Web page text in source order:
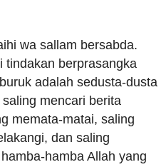
wa sallam bersabda.
tindakan berprasangka
adalah sedusta-dusta
mencari berita
memata-matai, saling
dan saling
hamba Allah yang